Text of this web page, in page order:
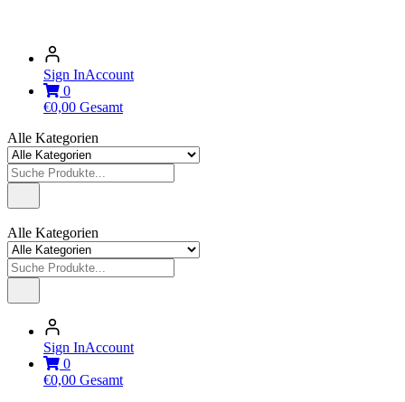
Sign InAccount
0
€0,00 Gesamt
Alle Kategorien
Alle Kategorien
Sign InAccount
0
€0,00 Gesamt